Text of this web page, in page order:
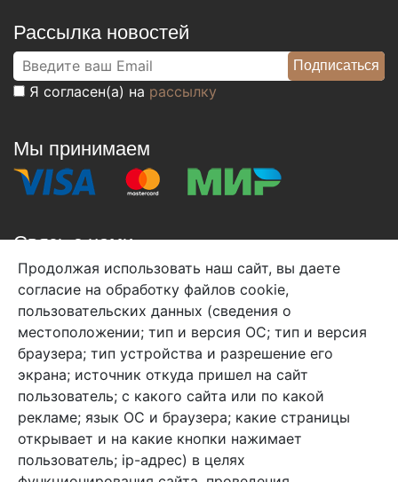
Рассылка новостей
Я согласен(а) на рассылку
Мы принимаем
Связь с нами
+7 (495) 933-38-08
info@arben-textile.ru- оптовые продажи
Арбен текстиль г. Щелково, пер.
1-й Советский д.25, владение 2.
Продолжая использовать наш сайт, вы даете
согласие на обработку файлов cookie,
пользовательских данных (сведения о
местоположении; тип и версия ОС; тип и версия
браузера; тип устройства и разрешение его
экрана; источник откуда пришел на сайт
пользователь; с какого сайта или по какой
рекламе; язык ОС и браузера; какие страницы
открывает и на какие кнопки нажимает
пользователь; ip-адрес) в целях